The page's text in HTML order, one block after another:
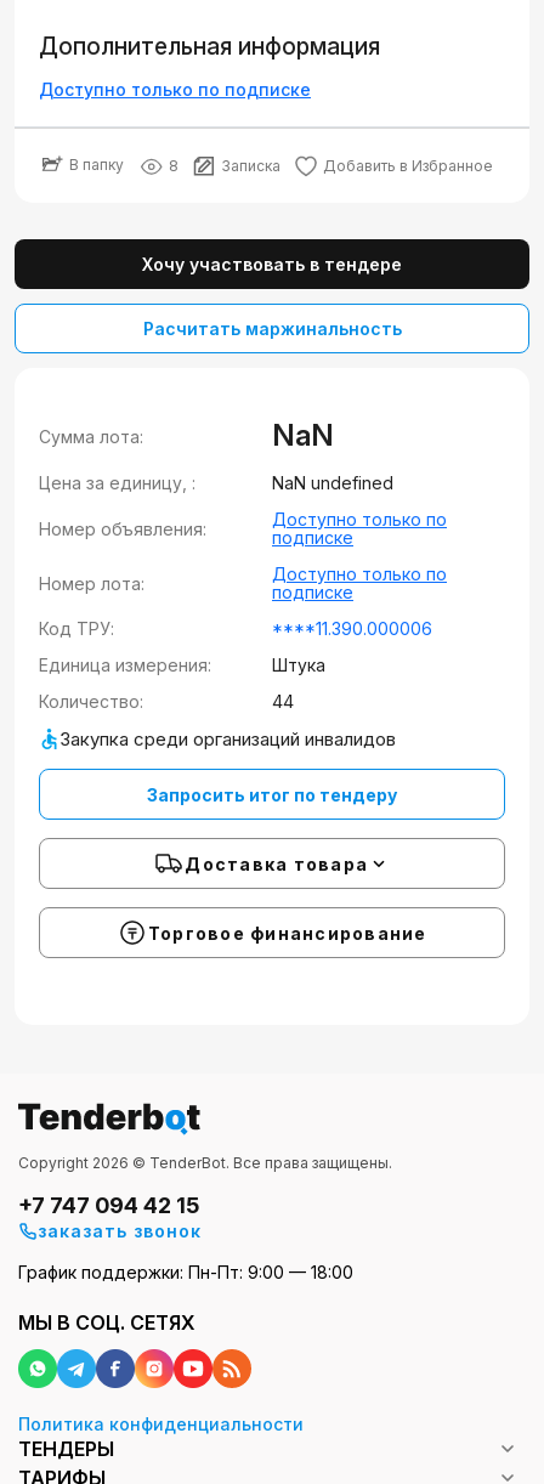
Дополнительная информация
Доступно только по подписке
В папку 8 Записка Добавить в Избранное
Хочу участвовать в тендере
Расчитать маржинальность
Сумма лота: NaN
Цена за единицу, : NaN undefined
Номер объявления:
Доступно только по
подписке
Номер лота:
Доступно только по
подписке
Код ТРУ:
****11.390.000006
Единица измерения:
Штука
Количество:
44
Закупка среди организаций инвалидов
Запросить итог по тендеру
Доставка товара
Торговое финансирование
Copyright 2026 © TenderBot. Все права защищены.
+7 747 094 42 15
заказать звонок
График поддержки: Пн-Пт: 9:00 — 18:00
МЫ В СОЦ. СЕТЯХ
Политика конфиденциальности
ТЕНДЕРЫ
ТАРИФЫ